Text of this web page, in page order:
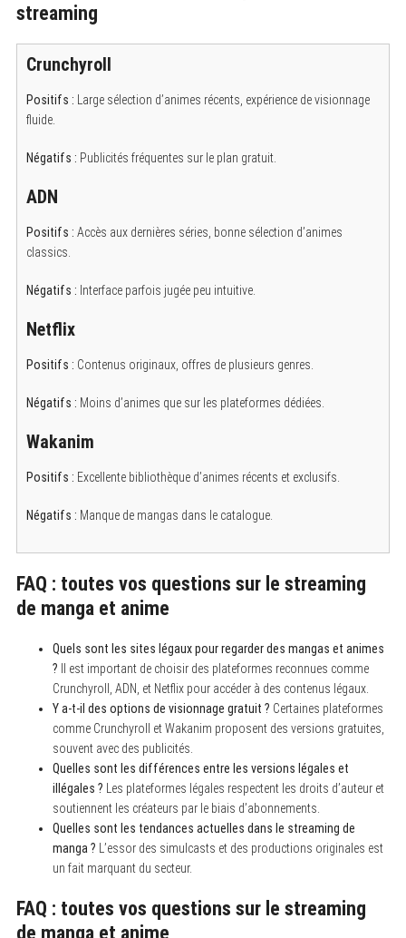
streaming
Crunchyroll
Positifs : Large sélection d’animes récents, expérience de visionnage
fluide.
Négatifs : Publicités fréquentes sur le plan gratuit.
ADN
Positifs : Accès aux dernières séries, bonne sélection d’animes
classics.
Négatifs : Interface parfois jugée peu intuitive.
Netflix
Positifs : Contenus originaux, offres de plusieurs genres.
Négatifs : Moins d’animes que sur les plateformes dédiées.
Wakanim
Positifs : Excellente bibliothèque d’animes récents et exclusifs.
Négatifs : Manque de mangas dans le catalogue.
FAQ : toutes vos questions sur le streaming
de manga et anime
Quels sont les sites légaux pour regarder des mangas et animes
? Il est important de choisir des plateformes reconnues comme
Crunchyroll, ADN, et Netflix pour accéder à des contenus légaux.
Y a-t-il des options de visionnage gratuit ? Certaines plateformes
comme Crunchyroll et Wakanim proposent des versions gratuites,
souvent avec des publicités.
Quelles sont les différences entre les versions légales et
illégales ? Les plateformes légales respectent les droits d’auteur et
soutiennent les créateurs par le biais d’abonnements.
Quelles sont les tendances actuelles dans le streaming de
manga ? L’essor des simulcasts et des productions originales est
un fait marquant du secteur.
FAQ : toutes vos questions sur le streaming
de manga et anime
S
a
r
f